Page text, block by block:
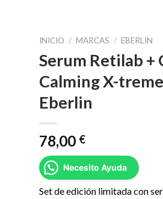
INICIO / MARCAS / EBERLIN
Serum Retilab +
Calming X-
Eberlin
78,00 €
Necesito Ayuda
Set de edición limitada con